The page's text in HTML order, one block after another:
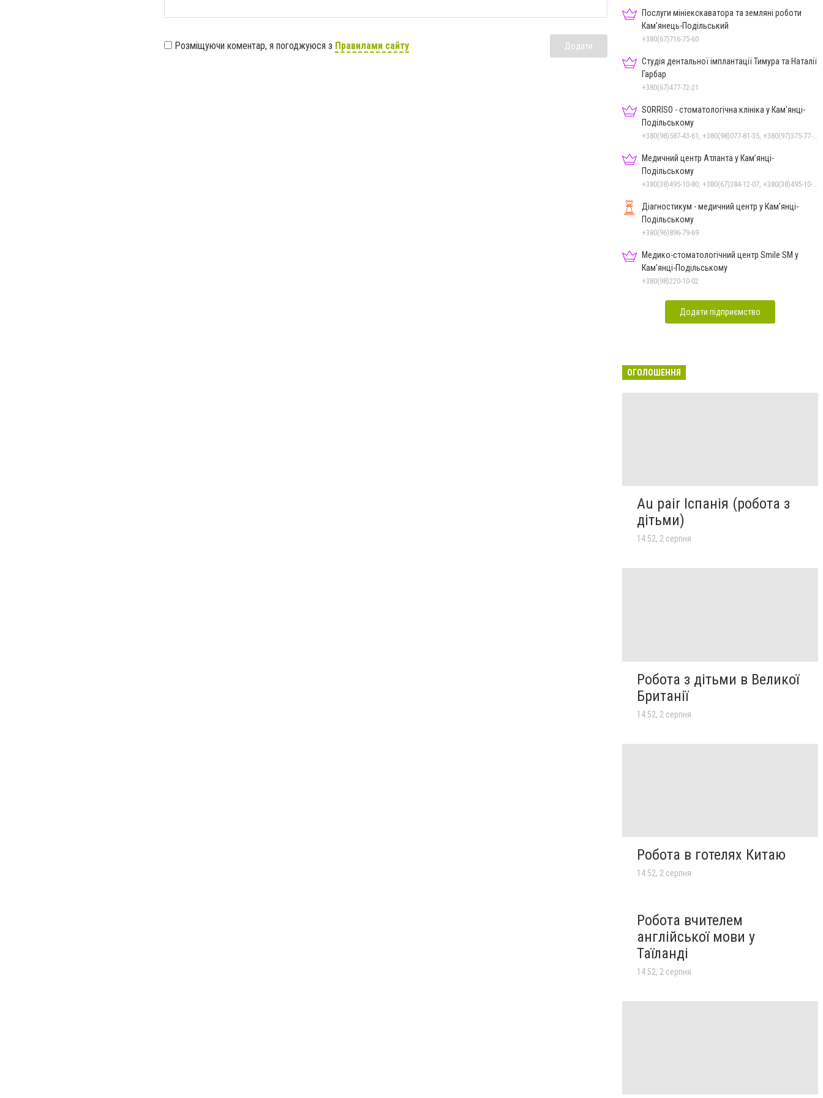
Розміщуючи коментар, я погоджуюся з Правилами сайту Додати
Послуги мініекскаватора та земляні роботи
Кам'янець-Подільський
+380(67)716-75-60
Студія дентальної імплантації Тимура та Наталії
Гарбар
+380(67)477-72-21
SORRISO - стоматологічна клініка у Кам'янці-
Подільському
+380(98)587-43-61, +380(98)077-81-35, +380(97)375-77-72, +380(97)982-31-07
Медичний центр Атланта у Кам’янці-
Подільському
+380(38)495-10-80, +380(67)384-12-07, +380(38)495-10-70
Діагностикум - медичний центр у Кам'янці-
Подільському
+380(96)896-79-69
Медико-стоматологічний центр Smile SM у
Кам’янці-Подільському
+380(98)220-10-02
Додати підприємство
ОГОЛОШЕННЯ
Au pair Іспанія (робота з
дітьми)
14:52, 2 серпня
Робота з дітьми в Великої
Британії
14:52, 2 серпня
Робота в готелях Китаю
14:52, 2 серпня
Робота вчителем
англійської мови у
Таїланді
14:52, 2 серпня